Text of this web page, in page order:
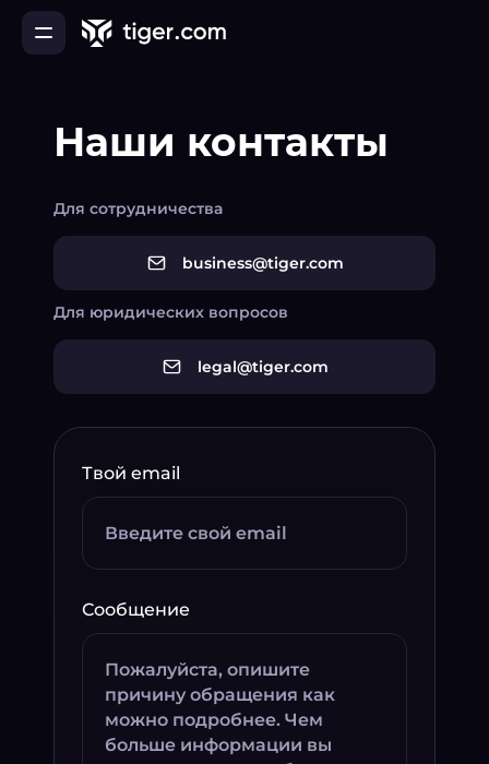
Наши контакты
Для сотрудничества
business@tiger.com
Для юридических вопросов
legal@tiger.com
Твой email
Сообщение